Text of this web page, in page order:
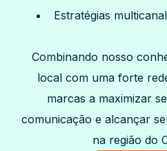
Estratégias
Combinando nosso
local com uma forte
marcas a maximizar
comunicação e alcançar
na região do